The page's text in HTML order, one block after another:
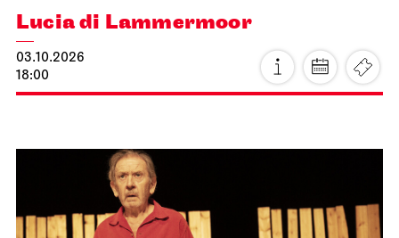
Lucia di Lammermoor
03.10.2026
18:00